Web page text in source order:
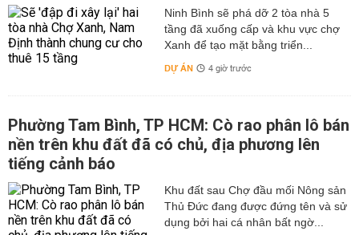
Ninh Bình sẽ phá dỡ 2 tòa nhà 5
tầng đã xuống cấp và khu vực chợ
Xanh để tạo mặt bằng triển...
DỰ ÁN 4 giờ trước
Phường Tam Bình, TP HCM: Cò rao phân lô bán
nền trên khu đất đã có chủ, địa phương lên
tiếng cảnh báo
Khu đất sau Chợ đầu mối Nông sản
Thủ Đức đang được đứng tên và sử
dụng bởi hai cá nhân bất ngờ...